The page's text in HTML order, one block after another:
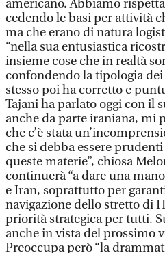
americano. Abbiamo
cedendo le basi per attività
ma che erano di natura
“nella sua entusiastica
insieme cose che in realtà
confondendo la tipologia
stesso poi ha corretto e
Tajani ha parlato oggi con il
anche da parte iraniana, mi
che c’è stata
che si debba essere
queste materie”, chiosa
continuerà “a dare una
e Iran, soprattutto per
navigazione dello stretto di
priorità strategica per tutti.
anche in vista del prossimo
Preoccupa però “la